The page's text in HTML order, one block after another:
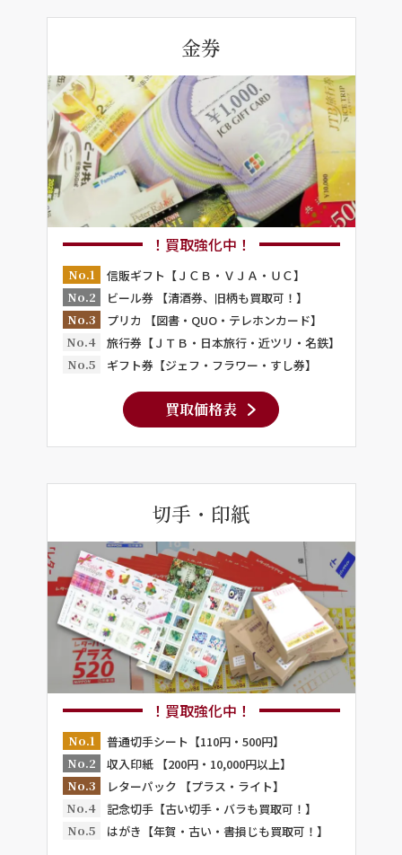
金券
！買取強化中！
No.1
信販ギフト【ＪＣＢ・ＶＪＡ・ＵＣ】
No.2
ビール券 【清酒券、旧柄も買取可！】
No.3
プリカ 【図書・QUO・テレホンカード】
No.4
旅行券【ＪＴＢ・日本旅行・近ツリ・名鉄】
No.5
ギフト券【ジェフ・フラワー・すし券】
買取価格表
切手・印紙
！買取強化中！
No.1
普通切手シート【110円・500円】
No.2
収入印紙 【200円・10,000円以上】
No.3
レターパック 【プラス・ライト】
No.4
記念切手【古い切手・バラも買取可！】
No.5
はがき【年賀・古い・書損じも買取可！】